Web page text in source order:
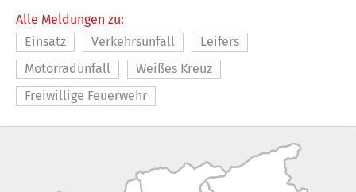
Alle Meldungen zu:
Einsatz
Verkehrsunfall
Leifers
Motorradunfall
Weißes Kreuz
Freiwillige Feuerwehr